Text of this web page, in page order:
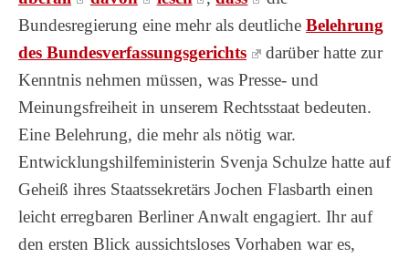
Bundesregierung eine mehr als deutliche Belehrung
des Bundesverfassungsgerichts
darüber hatte zur
Kenntnis nehmen müssen, was Presse- und
Meinungsfreiheit in unserem Rechtsstaat bedeuten.
Eine Belehrung, die mehr als nötig war.
Entwicklungshilfeministerin Svenja Schulze hatte auf
Geheiß ihres Staatssekretärs Jochen Flasbarth einen
leicht erregbaren Berliner Anwalt engagiert. Ihr auf
den ersten Blick aussichtsloses Vorhaben war es,